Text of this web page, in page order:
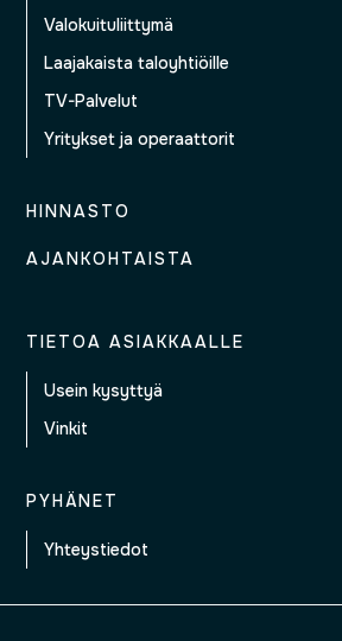
Valokuituliittymä
Laajakaista taloyhtiöille
TV-Palvelut
Yritykset ja operaattorit
HINNASTO
AJANKOHTAISTA
TIETOA ASIAKKAALLE
Usein kysyttyä
Vinkit
PYHÄNET
Yhteystiedot